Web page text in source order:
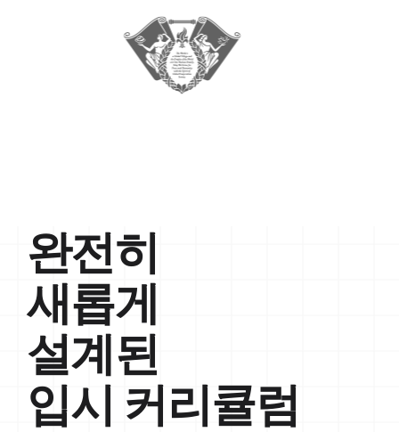
완전히
새롭게
설계된
입시 커리큘럼